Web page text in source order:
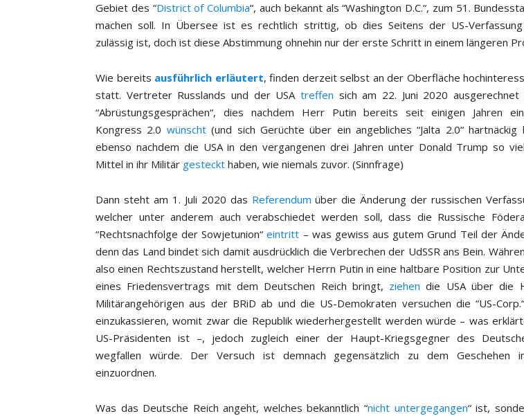
Gebiet des “District of Columbia“, auch bekannt als “Washington D.C.“, zum 51.
machen soll. In Übersee ist es rechtlich strittig, ob dies Seitens der US-
zulässig ist, doch ist diese Abstimmung ohnehin nur der erste Schritt in einem längeren
Wie bereits ausführlich erläutert, finden derzeit selbst an der Oberfläche
statt. Vertreter Russlands und der USA treffen sich am 22. Juni 2020
“Abrüstungsgesprächen“, dies nachdem Herr Putin bereits seit einigen Jahren
Kongress 2.0 wünscht(und sich Gerüchte über ein angebliches “Jalta 2.0“ hartnäckig
ebenso nachdem die USA in den vergangenen drei Jahren unter Donald Trump so
Mittel in ihr Militär gesteckt haben, wie niemals zuvor. (Sinnfrage)
Dann steht am 1. Juli 2020 das Referendum über die Änderung der russischen
welcher unter anderem auch verabschiedet werden soll, dass die Russische
“Rechtsnachfolge der Sowjetunion“eintritt – was gewiss aus gutem Grund Teil der
denn das Land bindet sich damit ausdrücklich die Verbrechen der UdSSR ans Bein.
also einen Rechtszustand herstellt, welcher Herrn Putin in eine haltbare Position zur
eines Friedensvertrags mit dem Deutschen Reich bringt, ziehen die USA über die
Militärangehörigen aus der BRiD ab und die US-Demokraten versuchen die “US-
einzukassieren, womit zwar die Republik wiederhergestellt werden würde – was
US-Präsidenten ist –, jedoch zugleich einer der Haupt-Kriegsgegner des
wegfallen würde. Der Versuch ist demnach gegensätzlich zu dem Geschehen
einzuordnen.
Was das Deutsche Reich angeht, welches bekanntlich “nicht untergegangen“ ist,